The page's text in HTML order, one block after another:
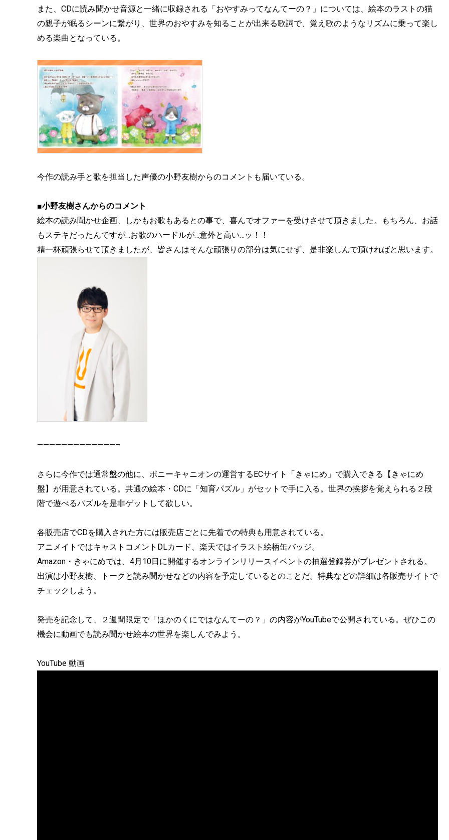
また、CDに読み聞かせ音源と一緒に収録される「おやすみってなんてーの？」については、絵本のラストの猫
の親子が眠るシーンに繋がり、世界のおやすみを知ることが出来る歌詞で、覚え歌のようなリズムに乗って楽し
める楽曲となっている。
今作の読み手と歌を担当した声優の小野友樹からのコメントも届いている。
■小野友樹さんからのコメント
絵本の読み聞かせ企画、しかもお歌もあるとの事で、喜んでオファーを受けさせて頂きました。もちろん、お話
もステキだったんですが…お歌のハードルが…意外と高い…ッ！！
精一杯頑張らせて頂きましたが、皆さんはそんな頑張りの部分は気にせず、是非楽しんで頂ければと思います。
—————————————–
さらに今作では通常盤の他に、ポニーキャニオンの運営するECサイト「きゃにめ」で購入できる【きゃにめ
盤】が用意されている。共通の絵本・CDに「知育パズル」がセットで手に入る。世界の挨拶を覚えられる２段
階で遊べるパズルを是非ゲットして欲しい。
各販売店でCDを購入された方には販売店ごとに先着での特典も用意されている。
アニメイトではキャストコメントDLカード、楽天ではイラスト絵柄缶バッジ。
Amazon・きゃにめでは、4月10日に開催するオンラインリリースイベントの抽選登録券がプレゼントされる。
出演は小野友樹、トークと読み聞かせなどの内容を予定しているとのことだ。特典などの詳細は各販売サイトで
チェックしよう。
発売を記念して、２週間限定で「ほかのくにではなんてーの？」の内容がYouTubeで公開されている。ぜひこの
機会に動画でも読み聞かせ絵本の世界を楽しんでみよう。
YouTube 動画